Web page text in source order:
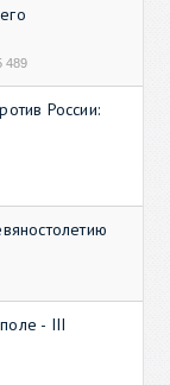
489
России:
- III